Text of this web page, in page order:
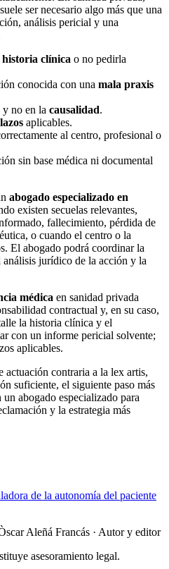
ser necesario algo más que una
análisis pericial y una
historia clínica o no pedirla
conocida con una mala praxis
y no en la causalidad.
aplicables.
al centro, profesional o
sin base médica ni documental
abogado especializado en
existen secuelas relevantes,
fallecimiento, pérdida de
o cuando el centro o la
El abogado podrá coordinar la
jurídico de la acción y la
médica en sanidad privada
contractual y, en su caso,
la historia clínica y el
con un informe pericial solvente;
aplicables.
actuación contraria a la lex artis,
suficiente, el siguiente paso más
abogado especializado para
y la estrategia más
de la autonomía del paciente
Aleñá Francás · Autor y editor
asesoramiento legal.